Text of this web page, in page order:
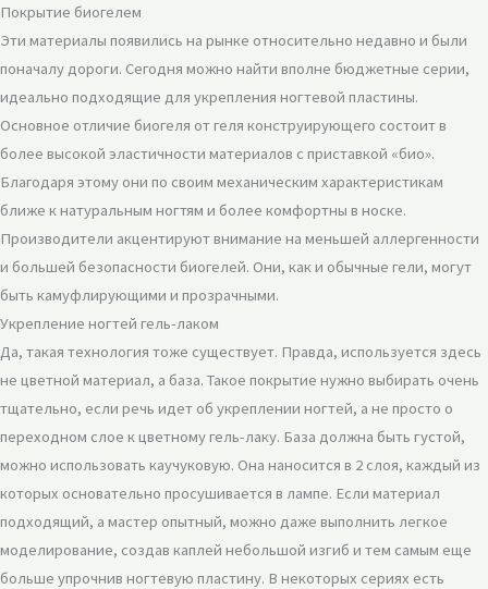
Покрытие биогелем
Эти материалы появились на рынке относительно недавно и были
поначалу дороги. Сегодня можно найти вполне бюджетные серии,
идеально подходящие для укрепления ногтевой пластины.
Основное отличие биогеля от геля конструирующего состоит в
более высокой эластичности материалов с приставкой «био».
Благодаря этому они по своим механическим характеристикам
ближе к натуральным ногтям и более комфортны в носке.
Производители акцентируют внимание на меньшей аллергенности
и большей безопасности биогелей. Они, как и обычные гели, могут
быть камуфлирующими и прозрачными.
Укрепление ногтей гель-лаком
Да, такая технология тоже существует. Правда, используется здесь
не цветной материал, а база. Такое покрытие нужно выбирать очень
тщательно, если речь идет об укреплении ногтей, а не просто о
переходном слое к цветному гель-лаку. База должна быть густой,
можно использовать каучуковую. Она наносится в 2 слоя, каждый из
которых основательно просушивается в лампе. Если материал
подходящий, а мастер опытный, можно даже выполнить легкое
моделирование, создав каплей небольшой изгиб и тем самым еще
больше упрочнив ногтевую пластину. В некоторых сериях есть